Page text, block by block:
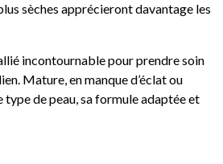
sèches apprécieront davantage les
incontournable pour prendre soin
Mature, en manque d’éclat ou
type de peau, sa formule adaptée et